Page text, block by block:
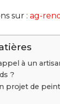
sur : ag-
à un
?
projet de